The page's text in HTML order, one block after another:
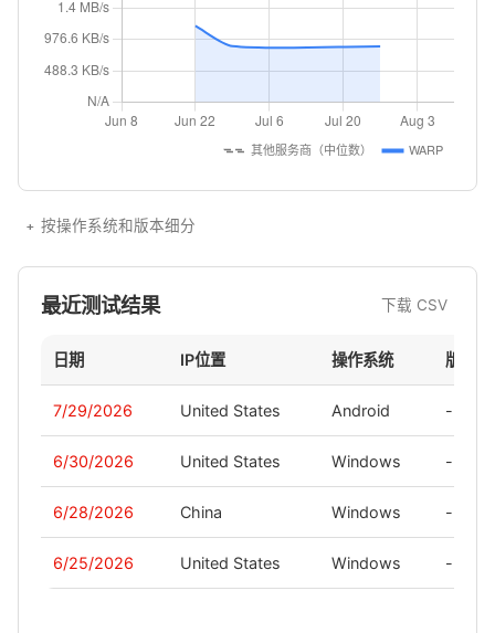
按操作系统和版本细分
最近测试结果 下载 CSV
日期 IP位置 操作系统 版本
7/29/2026 United States Android -
6/30/2026 United States Windows -
6/28/2026 China Windows -
6/25/2026 United States Windows -